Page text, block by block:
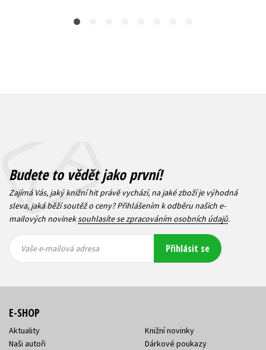
Budete to vědět jako první!
Zajímá Vás, jaký knižní hit právě vychází, na jaké zboží je výhodná
sleva, jaká běží soutěž o ceny? Přihlášením k odběru našich e-
mailových novineksouhlasíte se zpracováním osobních údajů.
mailová
mailová
Vaše e-mailová adresa Přihlásit se
E-SHOP
Aktuality
Naši autoři
Knižní novinky
Dárkové poukazy